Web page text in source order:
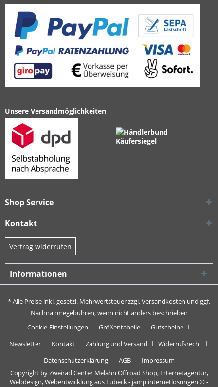
Unsere Versandmöglichkeiten
Shop Service
Kontakt
Vertrag widerrufen
Informationen
* Alle Preise inkl. gesetzl. Mehrwertsteuer zzgl.Versandkosten und ggf.
Nachnahmegebühren, wenn nicht anders beschrieben
Cookie-Einstellungen
Größentabelle
Gutscheine
Newsletter
Kontakt Zahlung und Versand
Widerrufsrecht
Datenschutzerklärung
AGB
Impressum
Copyright by Zweirad Center Melahn Offroad Shop, Internetagentur,
Webdesign, Webentwicklung aus Lübeck - jamp internetlösungen © -